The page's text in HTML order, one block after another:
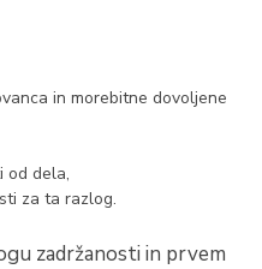
in morebitne dovoljene
od dela,
za ta razlog.
zadržanosti in prvem